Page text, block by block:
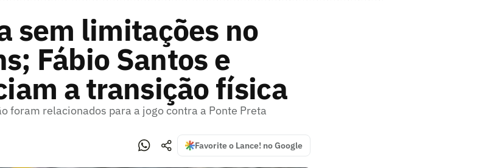
sem limitações no
Fábio Santos e
a transição física
foram relacionados para a jogo contra a Ponte Preta
Favorite o Lance! no Google